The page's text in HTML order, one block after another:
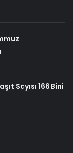
Sayısı 166 Bini